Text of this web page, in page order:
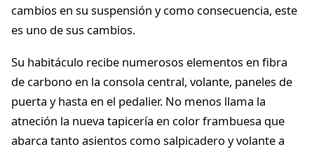
cambios en su suspensión y como consecuencia, este
es uno de sus cambios.
Su habitáculo recibe numerosos elementos en fibra
de carbono en la consola central, volante, paneles de
puerta y hasta en el pedalier. No menos llama la
atneción la nueva tapicería en color frambuesa que
abarca tanto asientos como salpicadero y volante a